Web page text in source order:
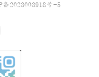
备2023003918号-5